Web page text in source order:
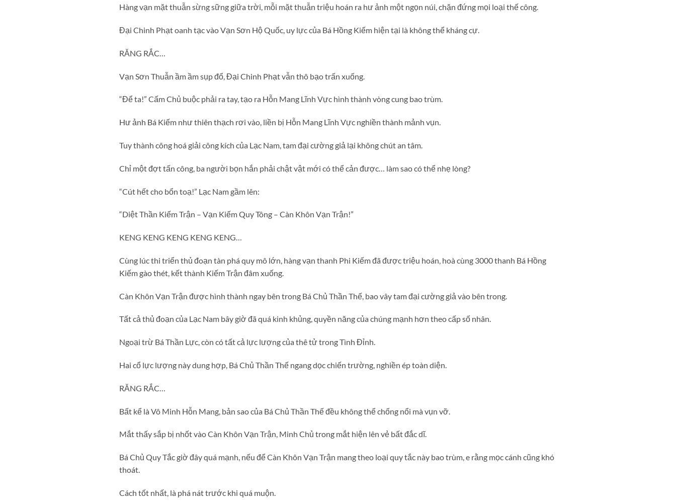
Hàng vạn mặt thuẫn sừng sững giữa trời, mỗi mặt thuẫn triệu hoán ra hư ảnh một ngọn núi, chặn đứng mọi loại thế công.
Đại Chinh Phạt oanh tạc vào Vạn Sơn Hộ Quốc, uy lực của Bá Hồng Kiếm hiện tại là không thể kháng cự.
RĂNG RẮC…
Vạn Sơn Thuẫn ầm ầm sụp đổ, Đại Chinh Phạt vẫn thô bạo trấn xuống.
“Để ta!” Cấm Chủ buộc phải ra tay, tạo ra Hỗn Mang Lĩnh Vực hình thành vòng cung bao trùm.
Hư ảnh Bá Kiếm như thiên thạch rơi vào, liền bị Hỗn Mang Lĩnh Vực nghiền thành mảnh vụn.
Tuy thành công hoá giải công kích của Lạc Nam, tam đại cường giả lại không chút an tâm.
Chỉ một đợt tấn công, ba người bọn hắn phải chật vật mới có thể cản được… làm sao có thể nhẹ lòng?
“Cút hết cho bổn toạ!” Lạc Nam gầm lên:
“Diệt Thần Kiếm Trận – Vạn Kiếm Quy Tông – Càn Khôn Vạn Trận!”
KENG KENG KENG KENG KENG…
Cùng lúc thi triển thủ đoạn tàn phá quy mô lớn, hàng vạn thanh Phi Kiếm đã được triệu hoán, hoà cùng 3000 thanh Bá Hồng
Kiếm gào thét, kết thành Kiếm Trận đâm xuống.
Càn Khôn Vạn Trận được hình thành ngay bên trong Bá Chủ Thần Thế, bao vây tam đại cường giả vào bên trong.
Tất cả thủ đoạn của Lạc Nam bây giờ đã quá kinh khủng, quyền năng của chúng mạnh hơn theo cấp số nhân.
Ngoại trừ Bá Thần Lực, còn có tất cả lực lượng của thê tử trong Tình Đỉnh.
Hai cổ lực lượng này dung hợp, Bá Chủ Thần Thế ngang dọc chiến trường, nghiền ép toàn diện.
RĂNG RẮC…
Bất kể là Vô Minh Hỗn Mang, bản sao của Bá Chủ Thần Thế đều không thể chống nổi mà vụn vỡ.
Mắt thấy sắp bị nhốt vào Càn Khôn Vạn Trận, Minh Chủ trong mắt hiện lên vẻ bất đắc dĩ.
Bá Chủ Quy Tắc giờ đây quá mạnh, nếu để Càn Khôn Vạn Trận mang theo loại quy tắc này bao trùm, e rằng mọc cánh cũng khó
thoát.
Cách tốt nhất, là phá nát trước khi quá muộn.